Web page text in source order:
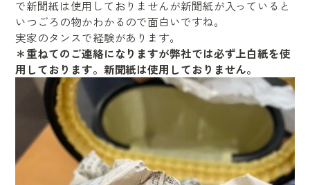
で新聞紙は使用しておりませんが新聞紙が入っていると
いつごろの物かわかるので面白いですね。
実家のタンスで経験があります。
＊重ねてのご連絡になりますが弊社では必ず上白紙を使
用しております。新聞紙は使用しておりません。